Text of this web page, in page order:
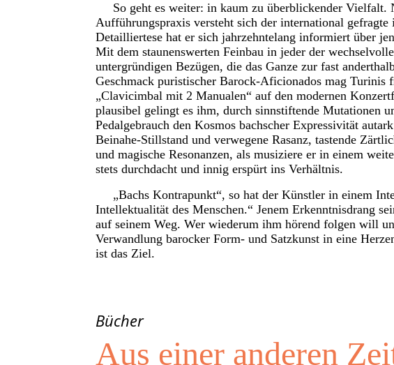
So geht es weiter: in kaum zu überblickender Vielfalt.
Aufführungspraxis versteht sich der international
Detailliertese hat er sich jahrzehntelang informiert über
Mit dem staunenswerten Feinbau in jeder der
untergründigen Bezügen, die das Ganze zur fast
Geschmack puristischer Barock-Aficionados mag Turinis
„Clavicimbal mit 2 Manualen“ auf den modernen
plausibel gelingt es ihm, durch sinnstiftende Mutationen
Pedalgebrauch den Kosmos bachscher Expressivität
Beinahe-Stillstand und verwegene Rasanz, tastende
und magische Resonanzen, als musiziere er in einem
stets durchdacht und innig erspürt ins Verhältnis.
„Bachs Kontrapunkt“, so hat der Künstler in einem
Intellektualität des Menschen.“ Jenem Erkenntnisdrang
auf seinem Weg. Wer wiederum ihm hörend folgen will
Verwandlung barocker Form- und Satzkunst in eine
ist das Ziel.
Bücher
Aus einer anderen